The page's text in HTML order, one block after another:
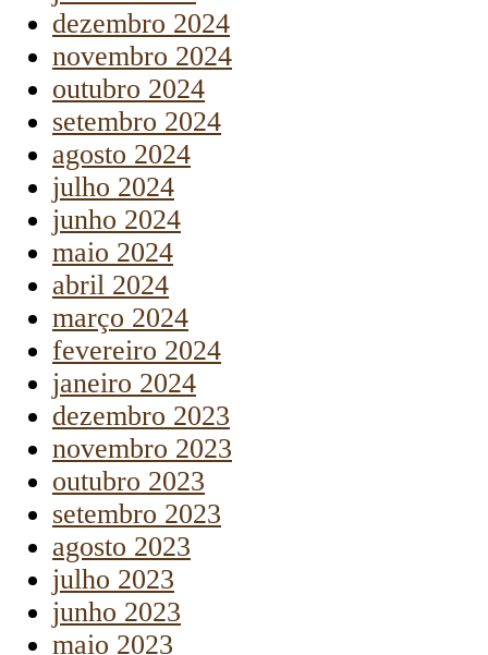
dezembro 2024
novembro 2024
outubro 2024
setembro 2024
agosto 2024
julho 2024
junho 2024
maio 2024
abril 2024
março 2024
fevereiro 2024
janeiro 2024
dezembro 2023
novembro 2023
outubro 2023
setembro 2023
agosto 2023
julho 2023
junho 2023
maio 2023